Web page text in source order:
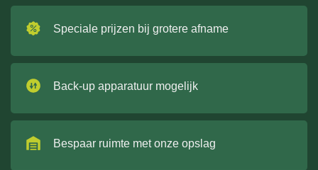
Speciale prijzen bij grotere afname
Back-up apparatuur mogelijk
Bespaar ruimte met onze opslag